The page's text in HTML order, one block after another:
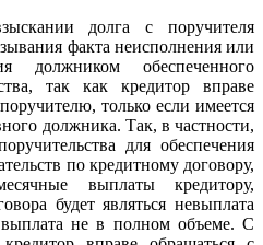
долга с поручителя
факта неисполнения или
должником обеспеченного
так как кредитор вправе
только если имеется
должника. Так, в частности,
для обеспечения
по кредитному договору,
выплаты кредитору,
будет являться невыплата
не в полном объеме. С